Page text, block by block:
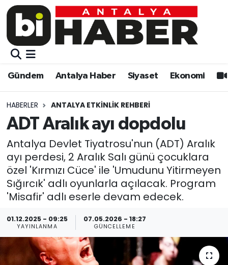
Gündem Antalya Haber Siyaset Ekonomi
HABERLER ANTALYA ETKINLIK REHBERI
ADT Aralık ayı dopdolu
Antalya Devlet Tiyatrosu'nun (ADT) Aralık
ayı perdesi, 2 Aralık Salı günü çocuklara
özel 'Kırmızı Cüce' ile 'Umudunu Yitirmeyen
Sığırcık' adlı oyunlarla açılacak. Program
'Misafir' adlı eserle devam edecek.
01.12.2025 - 09:25
YAYINLANMA
07.05.2026 - 18:27
GÜNCELLEME
Gündem
Siyaset
Ekonomi
Video
Eğitim
Kültür-sanat
Sağlık
Spor
Gündem
Siyaset
Eğitim
Ekonomi
Kültür-sanat
Sağlık
Spor
Teknoloji
Muratpaşa Nöbetçi Eczaneler
Muratpaşa Trafik Yoğunluk Haritası
Süper Lig Puan Durumu ve Fikstür
Tüm Manşetler
Son Dakika Haberleri
Haber Arşivi